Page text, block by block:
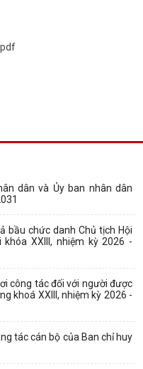
dân và Ủy ban nhân dân
bầu chức danh Chủ tịch Hội
XXIII, nhiệm kỳ 2026 -
công tác đối với người được
khoá XXIII, nhiệm kỳ 2026 -
tác cán bộ của Ban chỉ huy